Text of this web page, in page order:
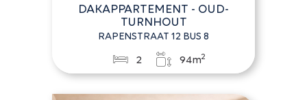
DAKAPPARTEMENT - OUD-
TURNHOUT
RAPENSTRAAT 12 BUS 8
2 94m2